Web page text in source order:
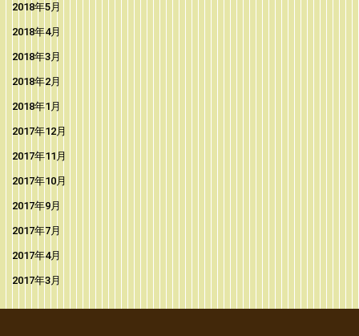
2018年5月
2018年4月
2018年3月
2018年2月
2018年1月
2017年12月
2017年11月
2017年10月
2017年9月
2017年7月
2017年4月
2017年3月